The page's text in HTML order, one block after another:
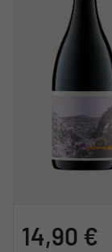
14,90 €